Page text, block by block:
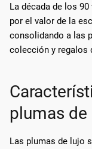
La década de los
por el valor de la
consolidando a las
colección y regalos
plumas de
Las plumas de lujo